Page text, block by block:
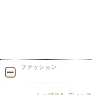
ファッション